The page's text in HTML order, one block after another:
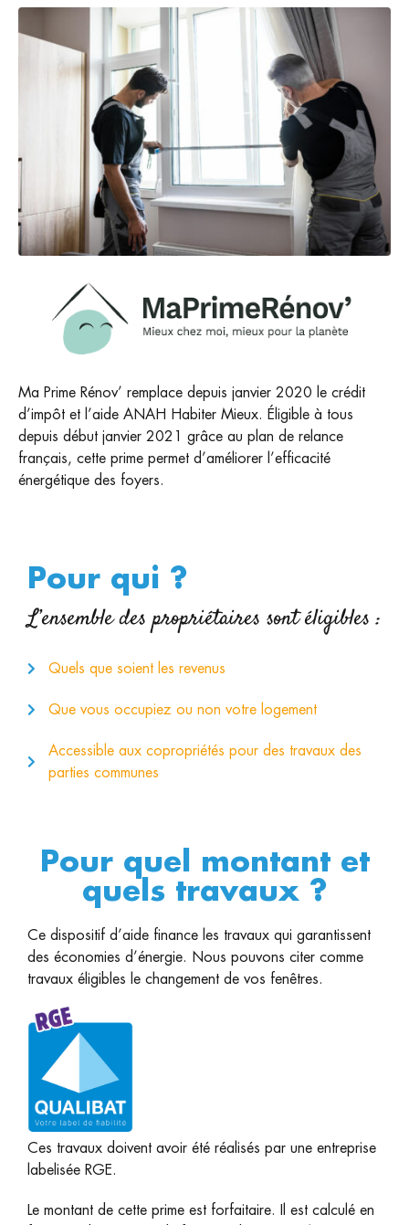
Ma Prime Rénov’ remplace depuis janvier 2020 le crédit
d’impôt et l’aide ANAH Habiter Mieux. Éligible à tous
depuis début janvier 2021 grâce au plan de relance
français, cette prime permet d’améliorer l’efficacité
énergétique des foyers.
Pour qui ?
L’ensemble des propriétaires sont éligibles :
Quels que soient les revenus
Que vous occupiez ou non votre logement
Accessible aux copropriétés pour des travaux des
parties communes
Pour quel montant et
quels travaux ?
Ce dispositif d’aide finance les travaux qui garantissent
des économies d’énergie. Nous pouvons citer comme
travaux éligibles le changement de vos fenêtres.
Ces travaux doivent avoir été réalisés par une entreprise
labelisée RGE.
Le montant de cette prime est forfaitaire. Il est calculé en